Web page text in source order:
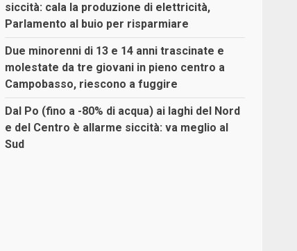
siccità: cala la produzione di elettricità,
Parlamento al buio per risparmiare
Due minorenni di 13 e 14 anni trascinate e
molestate da tre giovani in pieno centro a
Campobasso, riescono a fuggire
Dal Po (fino a -80% di acqua) ai laghi del Nord
e del Centro è allarme siccità: va meglio al
Sud